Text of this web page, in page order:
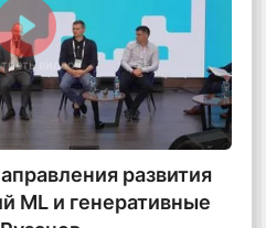
видео
развития
ML и генеративные